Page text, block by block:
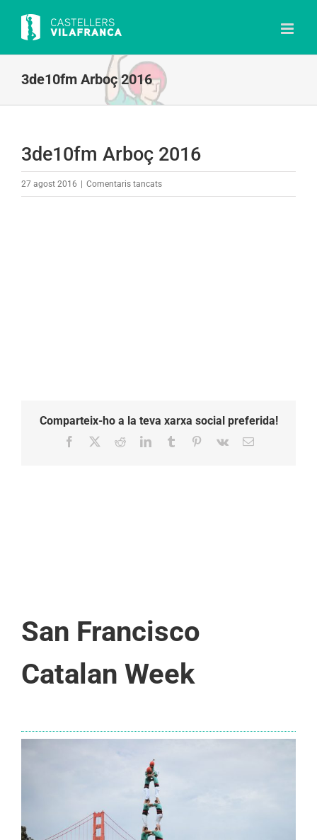
content
3de10fm Arboç 2016
3de10fm Arboç 2016
27 agost 2016 Comentaris tancatsa
Comparteix-ho a la teva xarxa social preferida!
Facebook RedditLinkedInTumblr Pinterest
Vk Email:
San Francisco
Catalan Week